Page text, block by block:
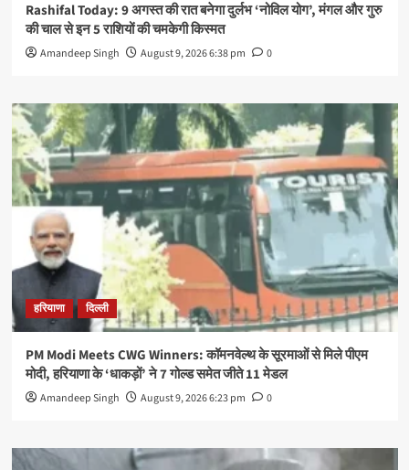
Rashifal Today: 9 अगस्त की रात बनेगा दुर्लभ ‘नोविल योग’, मंगल और गुरु
की चाल से इन 5 राशियों की चमकेगी किस्मत
Amandeep Singh August 9, 2026 6:38 pm 0
हरियाणा दिल्ली
PM Modi Meets CWG Winners: कॉमनवेल्थ के सूरमाओं से मिले पीएम
मोदी, हरियाणा के ‘धाकड़ों’ ने 7 गोल्ड समेत जीते 11 मेडल
Amandeep Singh August 9, 2026 6:23 pm 0